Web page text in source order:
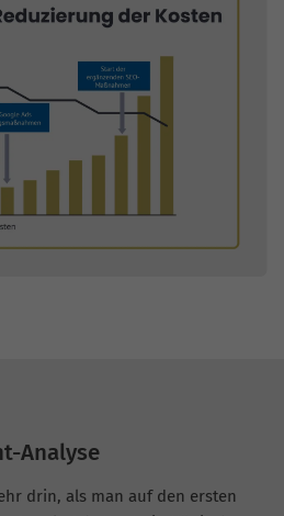
Analyse
drin, als man auf den ersten